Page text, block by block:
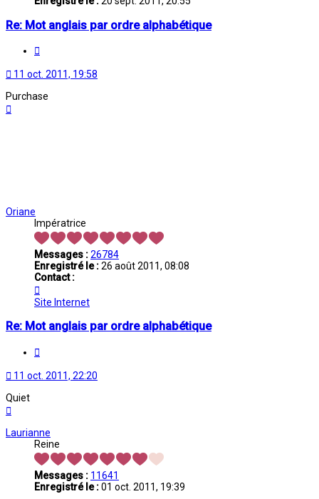
Re: Mot anglais par ordre alphabétique
11 oct. 2011, 19:58
Purchase
Oriane
Impératrice
Messages :26784
Enregistré le :26 août 2011, 08:08
Contact :
Oriane
Site Internet
Re: Mot anglais par ordre alphabétique
11 oct. 2011, 22:20
Quiet
Laurianne
Reine
Messages : 11641
Enregistré le :01 oct. 2011, 19:39